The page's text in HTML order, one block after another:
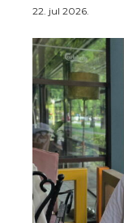
22. jul 2026.